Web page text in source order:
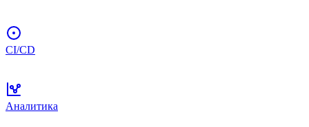
CI/CD
Аналитика